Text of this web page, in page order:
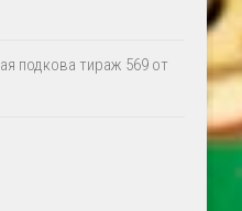
подкова тираж 569 от